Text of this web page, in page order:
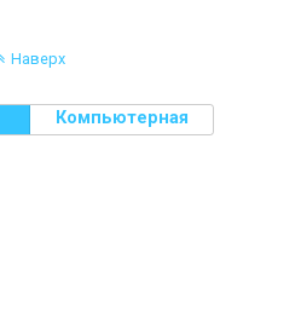
Наверх
Компьютерная